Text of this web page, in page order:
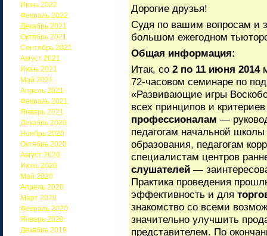
Июнь 2022
Февраль 2022
Декабрь 2021
Октябрь 2021
Сентябрь 2021
Август 2021
Июнь 2021
Май 2021
Апрель 2021
Февраль 2021
Январь 2021
Декабрь 2020
Ноябрь 2020
Октябрь 2020
Август 2020
Июнь 2020
Май 2020
Апрель 2020
Март 2020
Февраль 2020
Январь 2020
Декабрь 2019
Дорогие друзья!
Судя по вашим вопросам и
большом ежегодном
Общая информация:
Итак, со 2 по 11 июня 2014
72-часовом семинаре по
«Развивающие игры
всех принципов и
профессионалам —
педагогам начальной
образования, педагогам
специалистам центров
слушателей —
Практика проведения
эффективность и для
знакомство со всеми
значительно улучшить
представителем. По